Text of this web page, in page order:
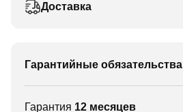
Доставка
Гарантийные обязательства
Гарантия 12 месяцев